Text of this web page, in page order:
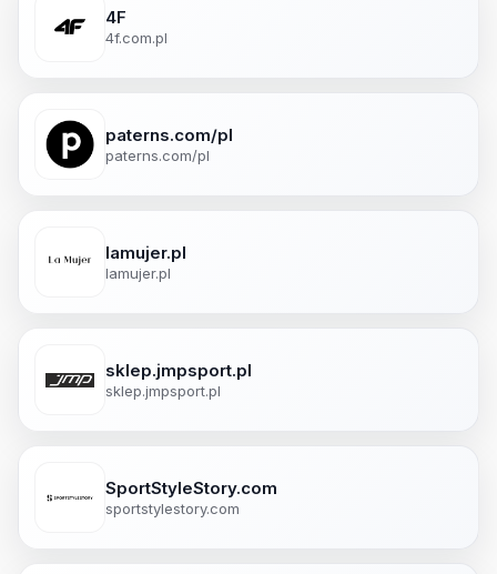
4F
4f.com.pl
paterns.com/pl
paterns.com/pl
lamujer.pl
lamujer.pl
sklep.jmpsport.pl
sklep.jmpsport.pl
SportStyleStory.com
sportstylestory.com